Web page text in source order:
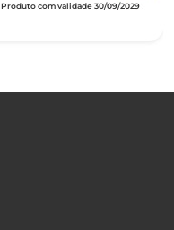
Produto com validade 30/09/2029